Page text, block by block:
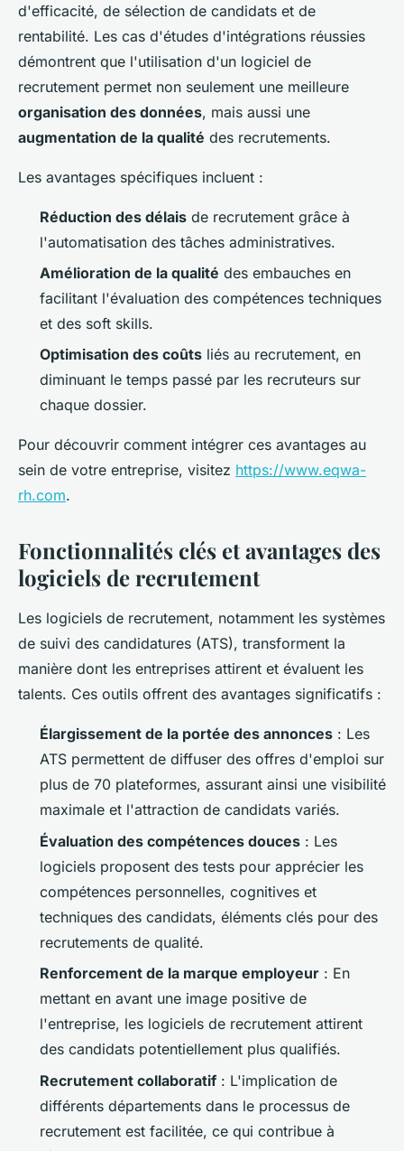
d'efficacité, de sélection de candidats et de
rentabilité. Les cas d'études d'intégrations réussies
démontrent que l'utilisation d'un logiciel de
recrutement permet non seulement une meilleure
organisation des données, mais aussi une
augmentation de la qualité des recrutements.
Les avantages spécifiques incluent :
Réduction des délais de recrutement grâce à
l'automatisation des tâches administratives.
Amélioration de la qualité des embauches en
facilitant l'évaluation des compétences techniques
et des soft skills.
Optimisation des coûts liés au recrutement, en
diminuant le temps passé par les recruteurs sur
chaque dossier.
Pour découvrir comment intégrer ces avantages au
sein de votre entreprise, visitez https://www.eqwa-
rh.com.
Fonctionnalités clés et avantages des
logiciels de recrutement
Les logiciels de recrutement, notamment les systèmes
de suivi des candidatures (ATS), transforment la
manière dont les entreprises attirent et évaluent les
talents. Ces outils offrent des avantages significatifs :
Élargissement de la portée des annonces : Les
ATS permettent de diffuser des offres d'emploi sur
plus de 70 plateformes, assurant ainsi une visibilité
maximale et l'attraction de candidats variés.
Évaluation des compétences douces : Les
logiciels proposent des tests pour apprécier les
compétences personnelles, cognitives et
techniques des candidats, éléments clés pour des
recrutements de qualité.
Renforcement de la marque employeur : En
mettant en avant une image positive de
l'entreprise, les logiciels de recrutement attirent
des candidats potentiellement plus qualifiés.
Recrutement collaboratif : L'implication de
différents départements dans le processus de
recrutement est facilitée, ce qui contribue à